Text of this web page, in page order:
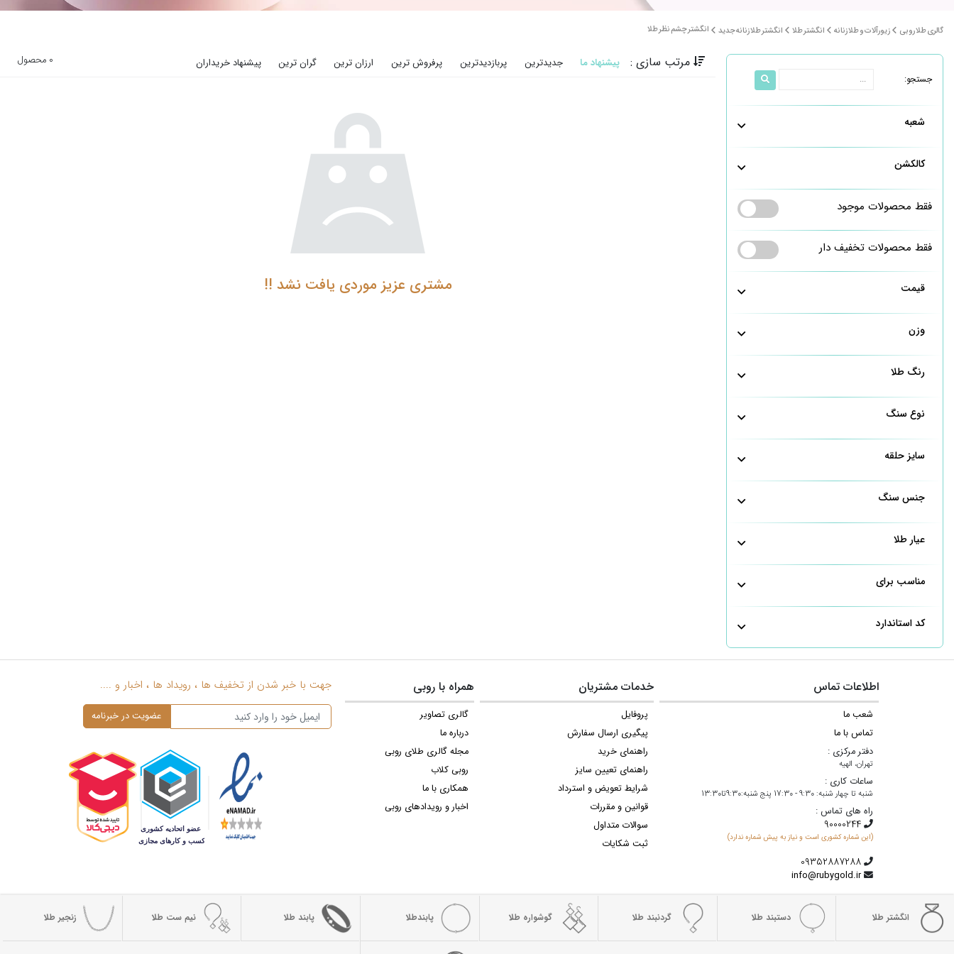
گالری طلا روبی زیورآلات و طلا زنانه انگشتر طلا انگشتر طلا زنانه جدید انگشتر چشم نظر طلا
جستجو:
شعبه
کالکشن
فقط محصولات موجود
فقط محصولات تخفیف دار
قیمت
وزن
رنگ طلا
نوع سنگ
سایز حلقه
جنس سنگ
عیار طلا
مناسب برای
کد استاندارد
مرتب سازی : پیشنهاد ما جدیدترین پربازدیدترین پرفروش ترین ارزان ترین گران ترین پیشنهاد خریداران 0 محصول
مشتری عزیز موردی یافت نشد !!
اطلاعات تماس
شعب ما
تماس با ما
دفتر مرکزی :
تهران، الهیه
ساعات کاری :
شنبه تا چهار شنبه: 9:30 - 17:30 پنج شنبه:9:30تا13:30
راه های تماس :
(این شماره کشوری است و نیاز به پیش شماره ندارد)
info@rubygold.ir
خدمات مشتریان
پروفایل
پیگیری ارسال سفارش
راهنمای خرید
راهنمای تعیین سایز
شرایط تعویض و استرداد
قوانین و مقررات
سوالات متداول
ثبت شکایات
همراه با روبی
گالری تصاویر
درباره ما
مجله گالری طلای روبی
روبی کلاب
همکاری با ما
اخبار و رویدادهای روبی
جهت با خبر شدن از تخفیف ها ، رویداد ها ، اخبار و ....
انگشتر طلا دستبند طلا گردنبند طلا گوشواره طلا پابندطلا پابند طلا نیم ست طلا زنجیر طلا